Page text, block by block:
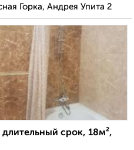
Горка, Андрея Упита 2
срок, 18м²,